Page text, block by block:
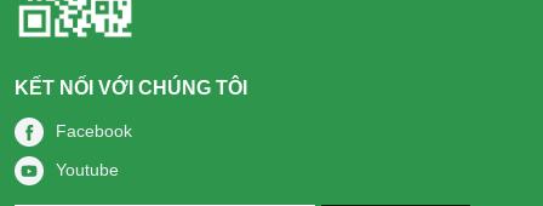
KẾT NỐI VỚI CHÚNG TÔI
Facebook
Youtube